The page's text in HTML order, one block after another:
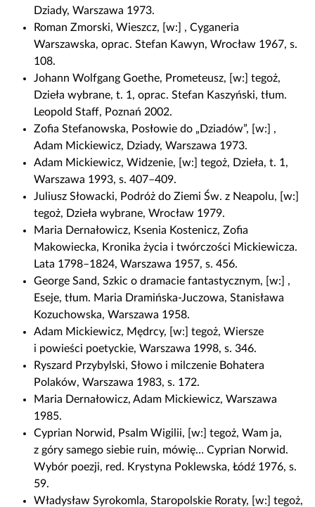
Dziady, Warszawa 1973.
Roman Zmorski, Wieszcz, [w:] , Cyganeria
Warszawska, oprac. Stefan Kawyn, Wrocław 1967, s.
108.
Johann Wolfgang Goethe, Prometeusz, [w:] tegoż,
Dzieła wybrane, t. 1, oprac. Stefan Kaszyński, tłum.
Leopold Staff, Poznań 2002.
Zofia Stefanowska, Posłowie do „Dziadów”, [w:] ,
Adam Mickiewicz, Dziady, Warszawa 1973.
Adam Mickiewicz, Widzenie, [w:] tegoż, Dzieła, t. 1,
Warszawa 1993, s. 407–409.
Juliusz Słowacki, Podróż do Ziemi Św. z Neapolu, [w:]
tegoż, Dzieła wybrane, Wrocław 1979.
Maria Dernałowicz, Ksenia Kostenicz, Zofia
Makowiecka, Kronika życia i twórczości Mickiewicza.
Lata 1798–1824, Warszawa 1957, s. 456.
George Sand, Szkic o dramacie fantastycznym, [w:] ,
Eseje, tłum. Maria Dramińska-Juczowa, Stanisława
Kozuchowska, Warszawa 1958.
Adam Mickiewicz, Mędrcy, [w:] tegoż, Wiersze
i powieści poetyckie, Warszawa 1998, s. 346.
Ryszard Przybylski, Słowo i milczenie Bohatera
Polaków, Warszawa 1983, s. 172.
Maria Dernałowicz, Adam Mickiewicz, Warszawa
1985.
Cyprian Norwid, Psalm Wigilii, [w:] tegoż, Wam ja,
z góry samego siebie ruin, mówię… Cyprian Norwid.
Wybór poezji, red. Krystyna Poklewska, Łódź 1976, s.
59.
Władysław Syrokomla, Staropolskie Roraty, [w:] tegoż,